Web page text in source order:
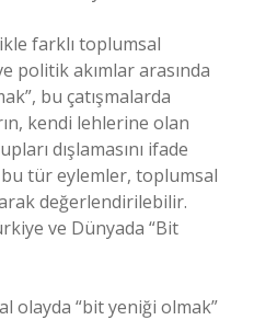
farklı toplumsal
politik akımlar arasında
bu çatışmalarda
kendi lehlerine olan
dışlamasını ifade
tür eylemler, toplumsal
değerlendirilebilir.
ve Dünyada “Bit
olayda “bit yeniği olmak”